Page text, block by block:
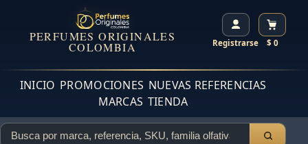
PERFUMES ORIGINALES
COLOMBIA Registrarse $ 0
INICIO PROMOCIONES NUEVAS REFERENCIAS
MARCAS TIENDA